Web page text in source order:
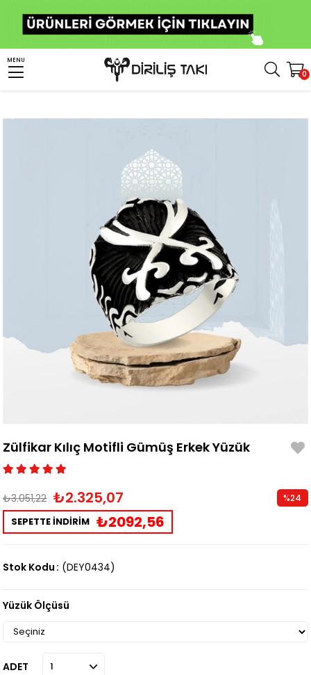
MENU
0
Erkek Gümüş Yüzük
Zülfikar Kılıç Motifli Gümüş Erkek Yüzük
Zülfikar Kılıç Motifli Gümüş Erkek Yüzük
₺3.051,22 ₺2.325,07
SEPETTE İNDİRİM ₺2092,56
%24
Stok Kodu (DEY0434)
Yüzük Ölçüsü
ADET